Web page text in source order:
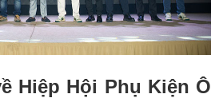
Hiệp Hội Phụ Kiện Ô